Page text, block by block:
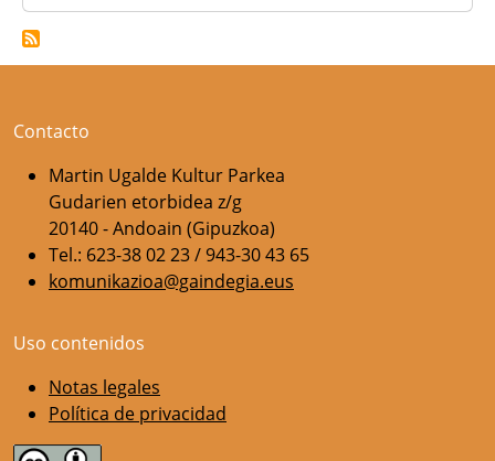
Contacto
Martin Ugalde Kultur Parkea
Gudarien etorbidea z/g
20140 - Andoain (Gipuzkoa)
Tel.: 623-38 02 23 / 943-30 43 65
komunikazioa@gaindegia.eus
Uso contenidos
Notas legales
Política de privacidad